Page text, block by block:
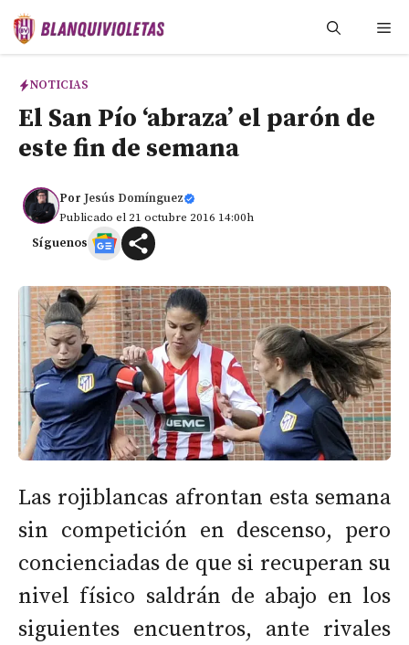
Saltar
NOTICIAS
El San Pío ‘abraza’ el parón de
este fin de semana
Por Jesús Domínguez
Publicado el 21 octubre 2016 14:00h
Síguenos
Las rojiblancas afrontan esta semana
sin competición en descenso, pero
concienciadas de que si recuperan su
nivel físico saldrán de abajo en los
siguientes encuentros, ante rivales